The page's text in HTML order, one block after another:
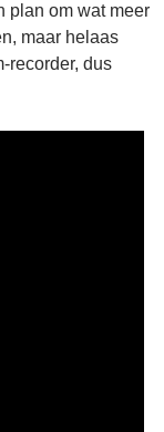
plan om wat meer
maar helaas
recorder, dus